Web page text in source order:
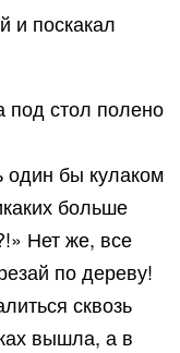
и поскакал
под стол полено
бы кулаком
больше
Нет же, все
по дереву!
сквозь
вышла, а в